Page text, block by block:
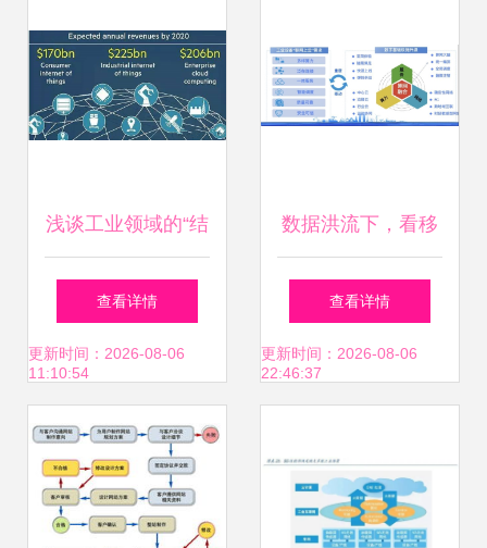
浅谈工业领域的“结
果经济”与工业互联
网数据服务
查看详情
更新时间：2026-08-06
11:10:54
数据洪流下，看移
动云如何助中国工
业数字化一臂之力
查看详情
更新时间：2026-08-06
22:46:37